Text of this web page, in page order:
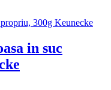
in suc